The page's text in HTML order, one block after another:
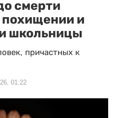
смерти
похищении и
школьницы
причастных к
01:22